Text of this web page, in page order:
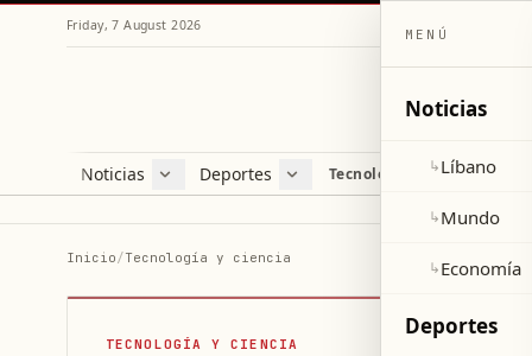
Friday, 7 August 2026
Noticias
Líbano
Deportes
Fútbol
Tecnología y ciencia
Inicio/Tecnología y ciencia
TECNOLOGÍA Y CIENCIA
MENÚ
Noticias
↳Líbano
↳Mundo
↳Economía
Deportes